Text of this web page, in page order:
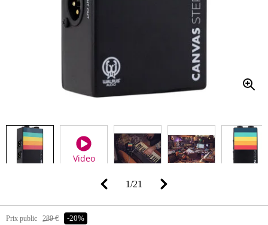
Video
1/21
Prix public 289 € -20%